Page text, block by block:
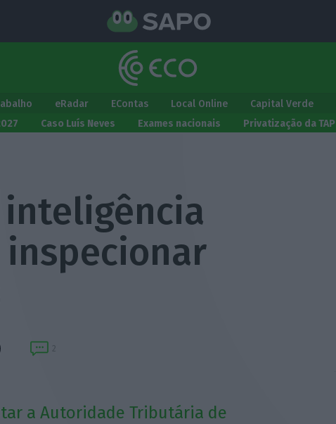
eRadar EContas Local Online Capital Verde
Caso Luís Neves Exames nacionais Privatização da TAP
inteligência
2
a Autoridade Tributária de